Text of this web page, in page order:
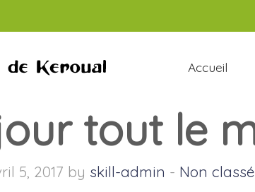
Accueil
tout le
5, 2017 by skill-admin - Non classé